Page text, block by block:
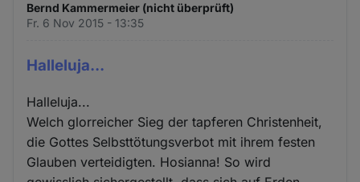
Bernd Kammermeier (nicht überprüft)
Fr. 6 Nov 2015 - 13:35
Halleluja...
Halleluja...
Welch glorreicher Sieg der tapferen Christenheit,
die Gottes Selbsttötungsverbot mit ihrem festen
Glauben verteidigten. Hosianna! So wird